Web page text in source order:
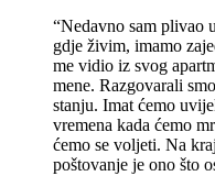
“Nedavno sam plivao
gdje živim, imamo
me vidio iz svog
mene. Razgovarali
stanju. Imat ćemo
vremena kada ćemo
ćemo se voljeti. Na
poštovanje je ono što